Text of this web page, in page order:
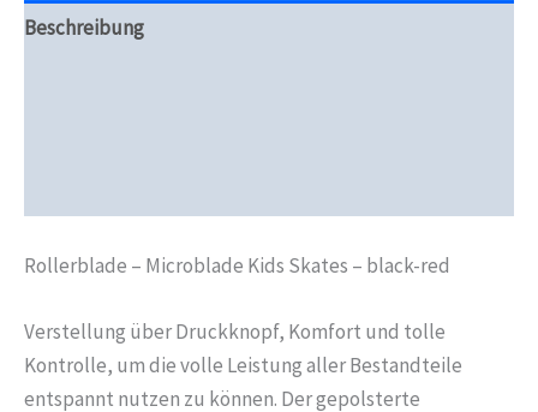
Beschreibung
Rollerblade – Microblade Kids Skates – black-red
Verstellung über Druckknopf, Komfort und tolle
Kontrolle, um die volle Leistung aller Bestandteile
entspannt nutzen zu können. Der gepolsterte